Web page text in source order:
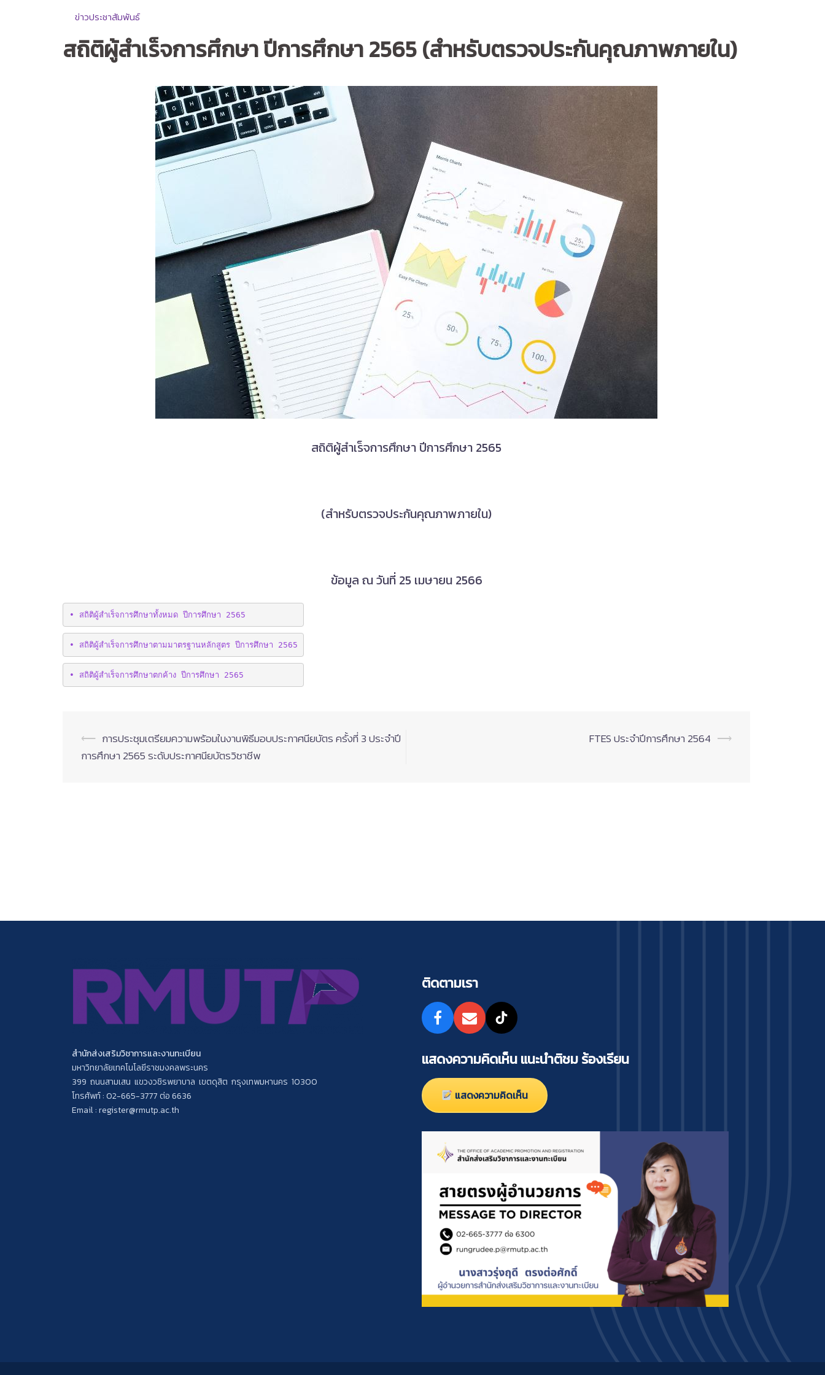
ข่าวประชาสัมพันธ์
สถิติผู้สำเร็จการศึกษา ปีการศึกษา 2565 (สำหรับตรวจประกันคุณภาพภายใน)
สถิติผู้สำเร็จการศึกษา ปีการศึกษา 2565
(สำหรับตรวจประกันคุณภาพภายใน)
ข้อมูล ณ วันที่ 25 เมษายน 2566
• สถิติผู้สำเร็จการศึกษาทั้งหมด ปีการศึกษา 2565
• สถิติผู้สำเร็จการศึกษาตามมาตรฐานหลักสูตร ปีการศึกษา 2565
• สถิติผู้สำเร็จการศึกษาตกค้าง ปีการศึกษา 2565
Post
navigation
⟵ การประชุมเตรียมความพร้อมในงานพิธีมอบประกาศนียบัตร ครั้งที่ 3 ประจำปี
การศึกษา 2565 ระดับประกาศนียบัตรวิชาชีพ
FTES ประจำปีการศึกษา 2564 ⟶
สำนักส่งเสริมวิชาการและงานทะเบียน
มหาวิทยาลัยเทคโนโลยีราชมงคลพระนคร
399 ถนนสามเสน แขวงวชิรพยาบาล เขตดุสิต กรุงเทพมหานคร 10300
โทรศัพท์ : 02-665-3777 ต่อ 6636
Email : register@rmutp.ac.th
ติดตามเรา
แสดงความคิดเห็น แนะนำติชม ร้องเรียน
แสดงความคิดเห็น